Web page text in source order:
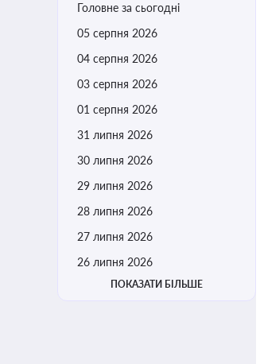
Головне за сьогодні
05 серпня 2026
04 серпня 2026
03 серпня 2026
01 серпня 2026
31 липня 2026
30 липня 2026
29 липня 2026
28 липня 2026
27 липня 2026
26 липня 2026
ПОКАЗАТИ БІЛЬШЕ